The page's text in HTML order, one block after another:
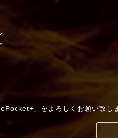
」をよろしくお願い致し